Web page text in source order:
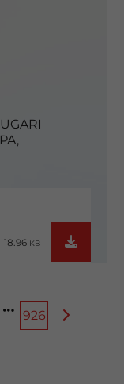
KB
926